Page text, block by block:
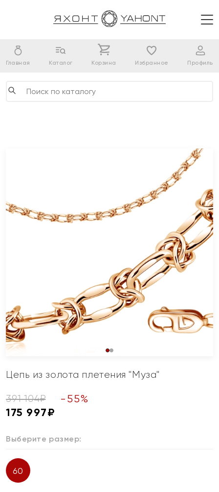
Главная Каталог Корзина Избранное Профиль
Цепь из золота плетения "Муза"
391 104₽ - 55%
175 997₽
Выберите размер:
60